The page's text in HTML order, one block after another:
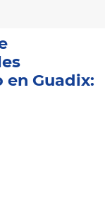
Guadix: